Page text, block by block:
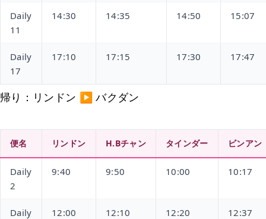
Daily
11
14:30 14:35 14:50 15:07
Daily
17
17:10 17:15 17:30 17:47
帰り：リンドン ▶ バクダン
便名 リンドン H.Bチャン タインダー ビンアン
Daily
2
9:40 9:50 10:00 10:17
Daily
12:00 12:10 12:20 12:37